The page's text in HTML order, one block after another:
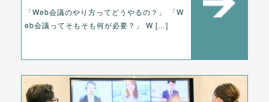
「Web会議のやり方ってどうやるの？」 「W
eb会議ってそもそも何が必要？」 W […]